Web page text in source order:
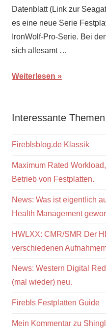
Datenblatt (Link zur
es eine neue Serie
IronWolf-Pro-Serie. Bei
sich allesamt …
Weiterlesen
Interessante Themen
Fireblsblog.de Klassik
Maximum Rated
Betrieb von Festplatten.
News: Was ist eigentlich
Health Management
HWLXX: CMR/SMR Der
verschiedenen
News: Western Digital
(mal wieder) neu.
Firebls Festplatten Guide
Mein Kommentar zu